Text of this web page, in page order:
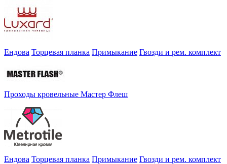
Ендова Торцевая планка Примыкание Гвозди и рем. комплект
Проходы кровельные Мастер Флеш
Ендова Торцевая планка Примыкание Гвозди и рем. комплект